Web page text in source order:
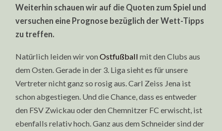
Weiterhin schauen wir auf die Quoten zum Spiel und
versuchen eine Prognose bezüglich der Wett-Tipps
zu treffen.
Natürlich leiden wir vonOstfußball mit den Clubs aus
dem Osten. Gerade in der 3. Liga sieht es für unsere
Vertreter nicht ganz so rosig aus. Carl Zeiss Jena ist
schon abgestiegen. Und die Chance, dass es entweder
den FSV Zwickau oder den Chemnitzer FC erwischt, ist
ebenfalls relativ hoch. Ganz aus dem Schneider sind der